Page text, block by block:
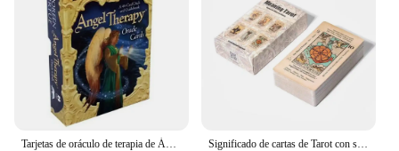
Significado de cartas de Tarot con significado en ellos, Tarot para principiantes en inglés, aprender con contraseña, baraja de Tarot envejecida, juego de mesa de fiesta de adivinación